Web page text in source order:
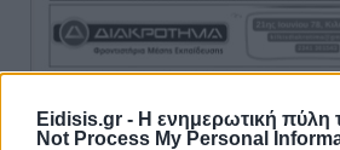
Eidisis.gr - Η ενημερωτική πύλη
Not Process My Personal